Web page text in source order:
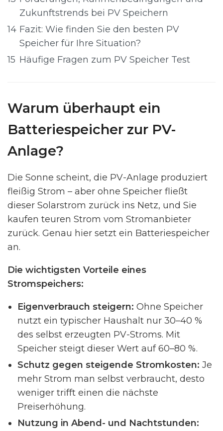
Zukunftstrends bei PV Speichern
14 Fazit: Wie finden Sie den besten PV
Speicher für Ihre Situation?
15 Häufige Fragen zum PV Speicher Test
Warum überhaupt ein
Batteriespeicher zur PV-
Anlage?
Die Sonne scheint, die PV-Anlage produziert
fleißig Strom – aber ohne Speicher fließt
dieser Solarstrom zurück ins Netz, und Sie
kaufen teuren Strom vom Stromanbieter
zurück. Genau hier setzt ein Batteriespeicher
an.
Die wichtigsten Vorteile eines
Stromspeichers:
Eigenverbrauch steigern: Ohne Speicher
nutzt ein typischer Haushalt nur 30–40 %
des selbst erzeugten PV-Stroms. Mit
Speicher steigt dieser Wert auf 60–80 %.
Schutz gegen steigende Stromkosten: Je
mehr Strom man selbst verbraucht, desto
weniger trifft einen die nächste
Preiserhöhung.
Nutzung in Abend- und Nachtstunden: